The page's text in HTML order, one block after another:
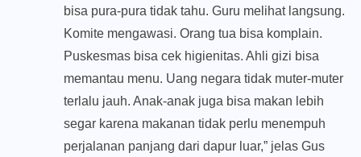
bisa pura-pura tidak tahu. Guru melihat langsung.
Komite mengawasi. Orang tua bisa komplain.
Puskesmas bisa cek higienitas. Ahli gizi bisa
memantau menu. Uang negara tidak muter-muter
terlalu jauh. Anak-anak juga bisa makan lebih
segar karena makanan tidak perlu menempuh
perjalanan panjang dari dapur luar,” jelas Gus